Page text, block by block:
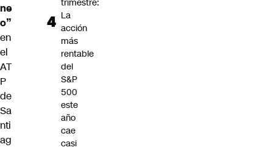
ne
o”
en
el
AT
P
de
Sa
nti
ag
trimestre:
La
acción
más
rentable
del
S&P
500
este
año
cae
casi